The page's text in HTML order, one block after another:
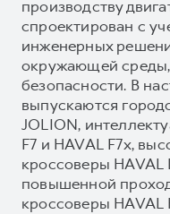
производству
спроектирован с
инженерных
окружающей
безопасности. В
выпускаются
JOLION,
F7 и HAVAL F7x,
кроссоверы HAVAL
повышенной
кроссоверы HAVAL